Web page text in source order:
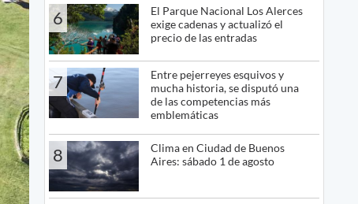
6
El Parque Nacional Los Alerces
exige cadenas y actualizó el
precio de las entradas
7
Entre pejerreyes esquivos y
mucha historia, se disputó una
de las competencias más
emblemáticas
8
Clima en Ciudad de Buenos
Aires: sábado 1 de agosto